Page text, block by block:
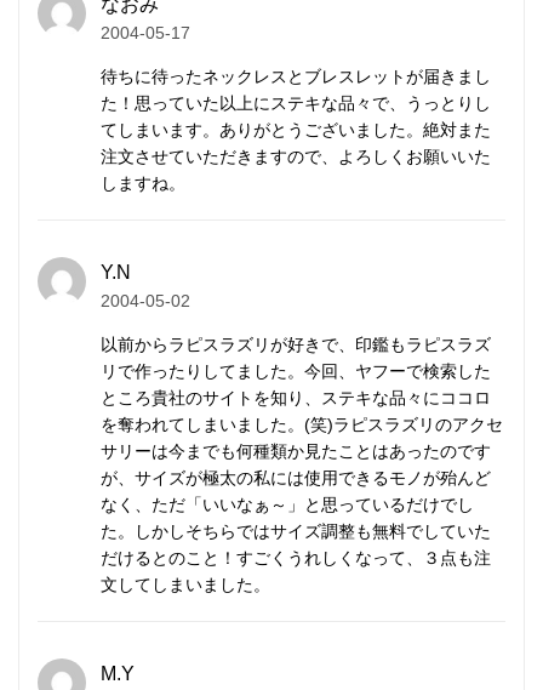
ワイヤーをかしめるストッパーには、アルジェンティ
います。
一般的なストッパーより、耐久性と強度にはるかに優
れ、変色しにくく、白い輝きを持続します。
カレン族の手仕事によるシルバ
ービーズ
カレンシルバーはタイの山岳民族カレン族の手仕事に
よって、伝統的手法で丹念に作られます。
マットな質感が特徴で、 刻印の一つ一つが異なる表情
を持ち、素朴なぬくもりが心に響きます。
これらの味わいがカレンシルバーの持ち味であり、他
2004-05-17
待ちに待ったネックレスとブレスレットが届きまし
た！思っていた以上にステキな品々で、うっとりし
てしまいます。ありがとうございました。絶対また
注文させていただきますので、よろしくお願いいた
しますね。
Y.N
2004-05-02
以前からラピスラズリが好きで、印鑑もラピスラズ
リで作ったりしてました。今回、ヤフーで検索した
ところ貴社のサイトを知り、ステキな品々にココロ
を奪われてしまいました。(笑)ラピスラズリのアクセ
サリーは今までも何種類か見たことはあったのです
が、サイズが極太の私には使用できるモノが殆んど
なく、ただ「いいなぁ～」と思っているだけでし
た。しかしそちらではサイズ調整も無料でしていた
だけるとのこと！すごくうれしくなって、３点も注
文してしまいました。
M.Y